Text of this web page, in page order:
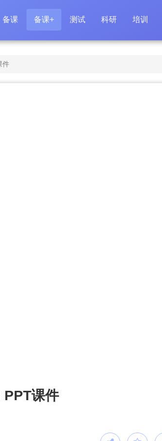
备课 备课+ 测试 科研 培训
件
PPT课件